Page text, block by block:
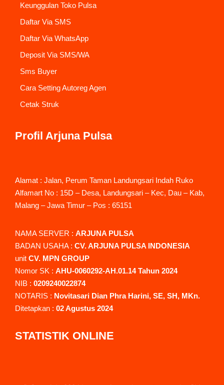
Keunggulan Toko Pulsa
Daftar Via SMS
Daftar Via WhatsApp
Deposit Via SMS/WA
Sms Buyer
Cara Setting Autoreg Agen
Cetak Struk
Profil Arjuna Pulsa
Alamat : Jalan, Perum Taman Landungsari Indah Ruko
Alfamart No : 15D – Desa, Landungsari – Kec, Dau – Kab,
Malang – Jawa Timur – Pos : 65151
NAMA SERVER : ARJUNA PULSA
BADAN USAHA : CV. ARJUNA PULSA INDONESIA
unit CV. MPN GROUP
Nomor SK : AHU-0060292-AH.01.14 Tahun 2024
NIB : 0209240022874
NOTARIS : Novitasari Dian Phra Harini, SE, SH, MKn.
Ditetapkan : 02 Agustus 2024
STATISTIK ONLINE